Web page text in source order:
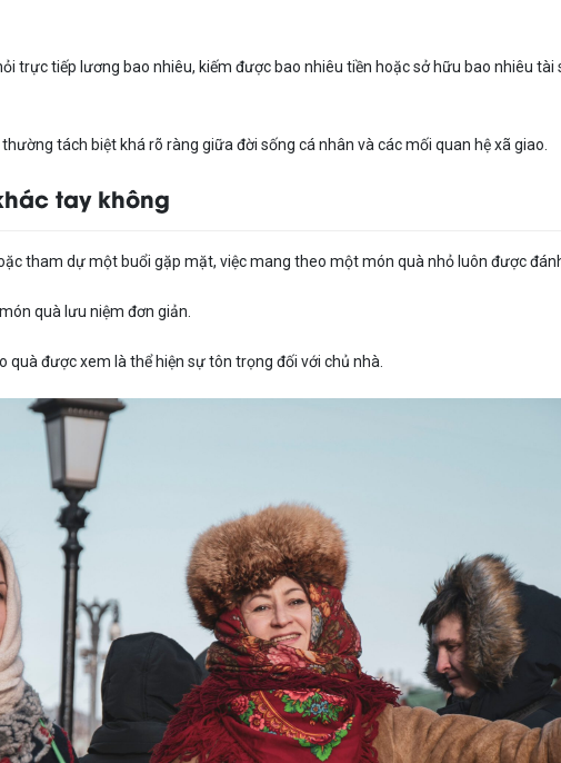
trực tiếp lương bao nhiêu, kiếm được bao nhiêu tiền hoặc sở hữu bao nhiêu tài
tách biệt khá rõ ràng giữa đời sống cá nhân và các mối quan hệ xã giao.
tay không
tham dự một buổi gặp mặt, việc mang theo một món quà nhỏ luôn được
quà lưu niệm đơn giản.
quà được xem là thể hiện sự tôn trọng đối với chủ nhà.